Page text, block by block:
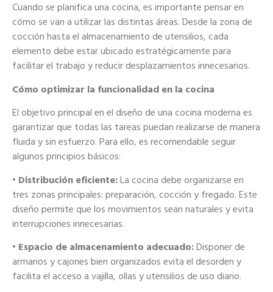
Cuando se planifica una cocina, es importante pensar en
cómo se van a utilizar las distintas áreas. Desde la zona de
cocción hasta el almacenamiento de utensilios, cada
elemento debe estar ubicado estratégicamente para
facilitar el trabajo y reducir desplazamientos innecesarios.
Cómo optimizar la funcionalidad en la cocina
El objetivo principal en el diseño de una cocina moderna es
garantizar que todas las tareas puedan realizarse de manera
fluida y sin esfuerzo. Para ello, es recomendable seguir
algunos principios básicos:
• Distribución eficiente:La cocina debe organizarse en
tres zonas principales: preparación, cocción y fregado. Este
diseño permite que los movimientos sean naturales y evita
interrupciones innecesarias.
• Espacio de almacenamiento adecuado:Disponer de
armarios y cajones bien organizados evita el desorden y
facilita el acceso a vajilla, ollas y utensilios de uso diario.